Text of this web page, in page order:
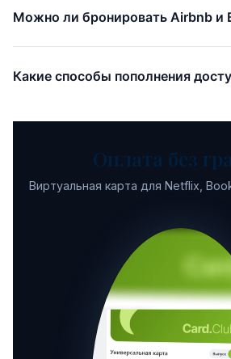
Можно ли бронировать Airbnb и
Какие способы пополнения
Оплата без
Виртуальная карта для Netflix,